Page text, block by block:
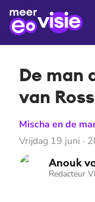
De man
van
Mischa en de
Vrijdag 19 juni ·
Anouk
Redacteur